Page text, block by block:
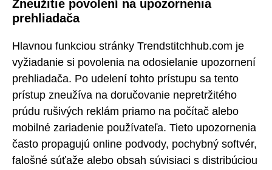
Zneužitie povolení na upozornenia
prehliadača
Hlavnou funkciou stránky Trendstitchhub.com je
vyžiadanie si povolenia na odosielanie upozornení
prehliadača. Po udelení tohto prístupu sa tento
prístup zneužíva na doručovanie nepretržitého
prúdu rušivých reklám priamo na počítač alebo
mobilné zariadenie používateľa. Tieto upozornenia
často propagujú online podvody, pochybný softvér,
falošné súťaže alebo obsah súvisiaci s distribúciou